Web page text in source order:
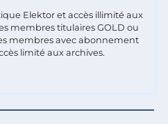
Elektor et accès illimité aux
membres titulaires GOLD ou
membres avec abonnement
limité aux archives.